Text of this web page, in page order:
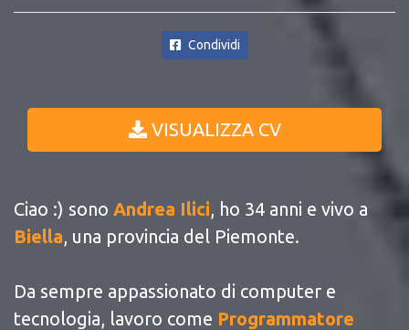
Condividi
VISUALIZZA CV
Ciao :) sono Andrea Ilici, ho 34 anni e vivo a
Biella, una provincia del Piemonte.
Da sempre appassionato di computer e
tecnologia, lavoro come Programmatore